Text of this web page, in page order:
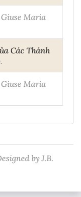
Maria
Các Thánh
Maria
by J.B.